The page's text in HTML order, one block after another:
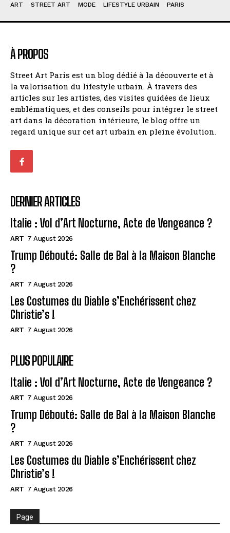
ART STREET ART MODE LIFESTYLE URBAIN PARIS
À PROPOS
Street Art Paris est un blog dédié à la découverte et à
la valorisation du lifestyle urbain. À travers des
articles sur les artistes, des visites guidées de lieux
emblématiques, et des conseils pour intégrer le street
art dans la décoration intérieure, le blog offre un
regard unique sur cet art urbain en pleine évolution.
DERNIER ARTICLES
Italie : Vol d’Art Nocturne, Acte de Vengeance ?
ART 7 August 2026
Trump Débouté: Salle de Bal à la Maison Blanche
?
ART 7 August 2026
Les Costumes du Diable s’Enchérissent chez
Christie’s !
ART 7 August 2026
PLUS POPULAIRE
Italie : Vol d’Art Nocturne, Acte de Vengeance ?
ART 7 August 2026
Trump Débouté: Salle de Bal à la Maison Blanche
?
ART 7 August 2026
Les Costumes du Diable s’Enchérissent chez
Christie’s !
ART 7 August 2026
Page